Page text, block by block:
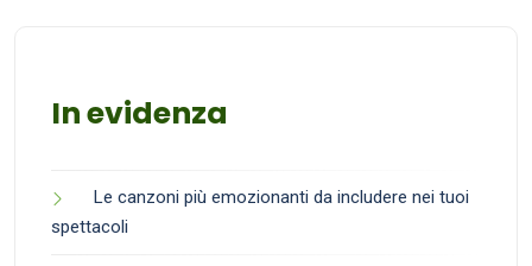
In evidenza
Le canzoni più emozionanti da includere nei tuoi
spettacoli